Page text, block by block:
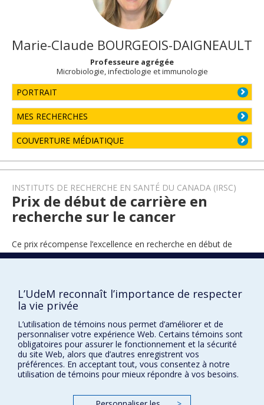
Marie-Claude BOURGEOIS-DAIGNEAULT
Professeure agrégée
Microbiologie, infectiologie et immunologie
PORTRAIT
MES RECHERCHES
COUVERTURE MÉDIATIQUE
INSTITUTS DE RECHERCHE EN SANTÉ DU CANADA (IRSC)
Prix de début de carrière en
recherche sur le cancer
Ce prix récompense l’excellence en recherche en début de
carrière dans le domaine du cancer.
2021
Prix et distinctions
L’UdeM reconnaît l’importance de respecter
la vie privée
L’utilisation de témoins nous permet d’améliorer et de
personnaliser votre expérience Web. Certains témoins sont
obligatoires pour assurer le fonctionnement et la sécurité
du site Web, alors que d’autres enregistrent vos
préférences. En acceptant tout, vous consentez à notre
utilisation de témoins pour mieux répondre à vos besoins.